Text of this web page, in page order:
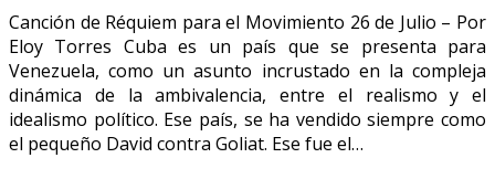
Canción de Réquiem para el Movimiento 26 de Julio – Por
Eloy Torres Cuba es un país que se presenta para
Venezuela, como un asunto incrustado en la compleja
dinámica de la ambivalencia, entre el realismo y el
idealismo político. Ese país, se ha vendido siempre como
el pequeño David contra Goliat. Ese fue el…